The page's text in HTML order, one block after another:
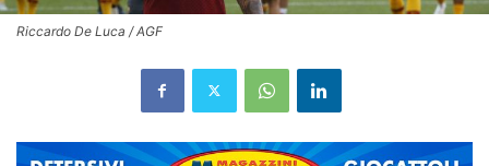
Riccardo De Luca / AGF